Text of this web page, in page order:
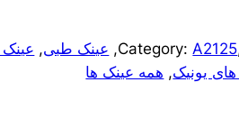
Category: A2125
, عینک طبی, عینک
یونیک, همه عینک ها